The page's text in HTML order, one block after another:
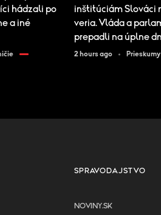
hádzali po
a iné
inštitúciám Slováci
veria. Vláda a
prepadli na úplne
2 hours ago Prieskumy
SPRAVODAJSTVO
NOVINY.SK